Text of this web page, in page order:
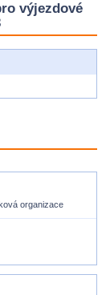
výjezdové
organizace